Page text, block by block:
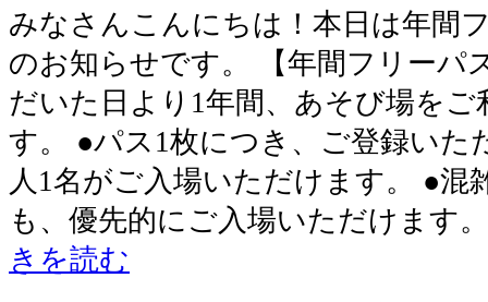
みなさんこんにちは！本日は年間
のお知らせです。 【年間フリーパ
だいた日より1年間、あそび場を
す。 ●パス1枚につき、ご登録いた
人1名がご入場いただけます。 ●混
も、優先的にご入場いただけます
きを読む